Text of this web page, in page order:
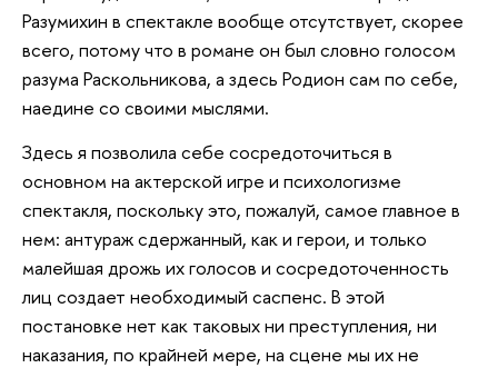
Разумихин в спектакле вообще отсутствует, скорее
всего, потому что в романе он был словно голосом
разума Раскольникова, а здесь Родион сам по себе,
наедине со своими мыслями.
Здесь я позволила себе сосредоточиться в
основном на актерской игре и психологизме
спектакля, поскольку это, пожалуй, самое главное в
нем: антураж сдержанный, как и герои, и только
малейшая дрожь их голосов и сосредоточенность
лиц создает необходимый саспенс. В этой
постановке нет как таковых ни преступления, ни
наказания, по крайней мере, на сцене мы их не